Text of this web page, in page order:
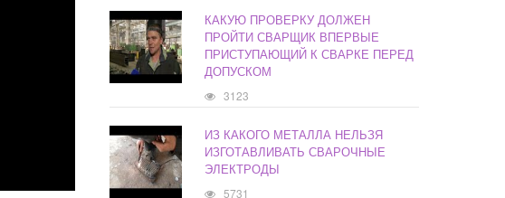
КАКУЮ ПРОВЕРКУ ДОЛЖЕН
ПРОЙТИ СВАРЩИК ВПЕРВЫЕ
ПРИСТУПАЮЩИЙ К СВАРКЕ ПЕРЕД
ДОПУСКОМ
3123
ИЗ КАКОГО МЕТАЛЛА НЕЛЬЗЯ
ИЗГОТАВЛИВАТЬ СВАРОЧНЫЕ
ЭЛЕКТРОДЫ
5731